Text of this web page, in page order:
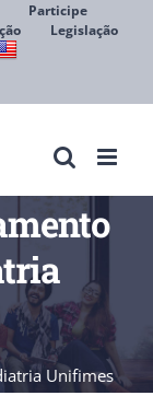
Participe
Legislação
Unifimes